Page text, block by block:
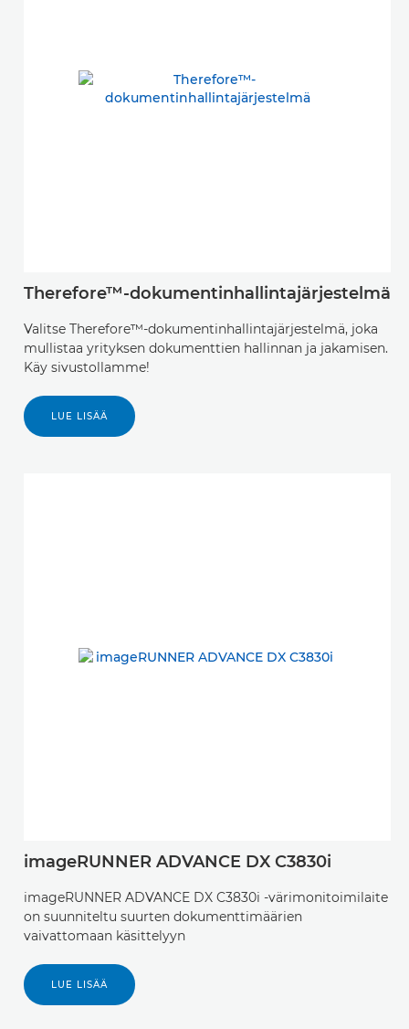
Therefore™-dokumentinhallintajärjestelmä
Valitse Therefore™-dokumentinhallintajärjestelmä, joka
mullistaa yrityksen dokumenttien hallinnan ja jakamisen.
Käy sivustollamme!
LUE LISÄÄ
imageRUNNER ADVANCE DX C3830i
imageRUNNER ADVANCE DX C3830i -värimonitoimilaite
on suunniteltu suurten dokumenttimäärien
vaivattomaan käsittelyyn
LUE LISÄÄ